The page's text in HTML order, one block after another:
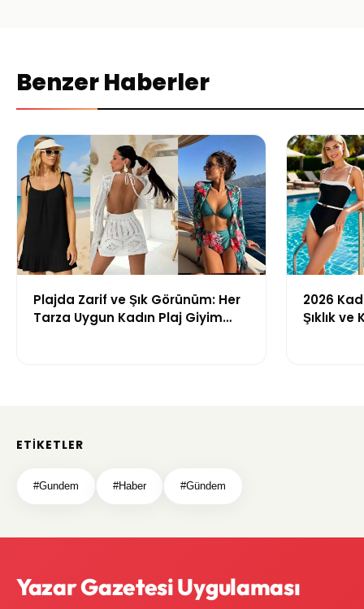
Benzer Haberler
Plajda Zarif ve Şık Görünüm: Her
Tarza Uygun Kadın Plaj Giyim
2026
Şıklık
ETIKETLER
#Gundem #Haber #Gündem
Yazar Gazetesi Uygulaması